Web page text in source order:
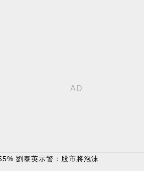
劉泰英示警：股市將泡沫